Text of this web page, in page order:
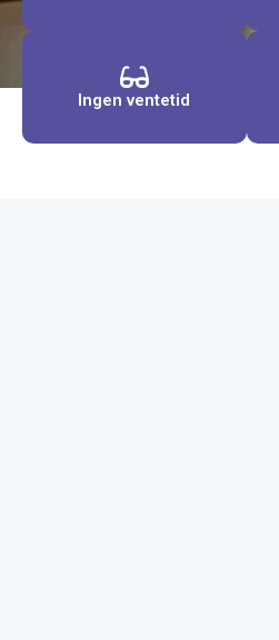
Ingen ventetid